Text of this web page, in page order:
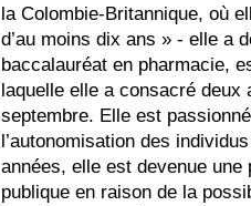
la Colombie-Britannique, où
d’au moins dix ans » - elle a
baccalauréat en pharmacie,
laquelle elle a consacré deux
septembre. Elle est
l’autonomisation des
années, elle est devenue
publique en raison de la